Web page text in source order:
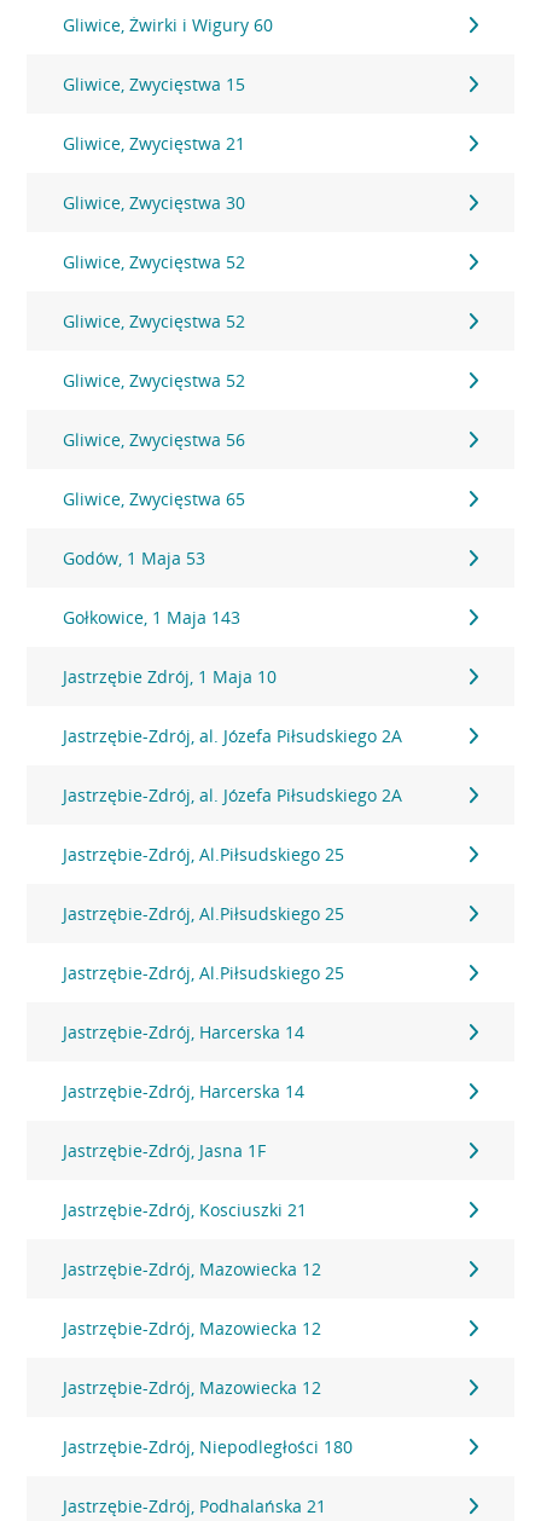
Gliwice, Żwirki i Wigury 60
Gliwice, Zwycięstwa 15
Gliwice, Zwycięstwa 21
Gliwice, Zwycięstwa 30
Gliwice, Zwycięstwa 52
Gliwice, Zwycięstwa 52
Gliwice, Zwycięstwa 52
Gliwice, Zwycięstwa 56
Gliwice, Zwycięstwa 65
Godów, 1 Maja 53
Gołkowice, 1 Maja 143
Jastrzębie Zdrój, 1 Maja 10
Jastrzębie-Zdrój, al. Józefa Piłsudskiego 2A
Jastrzębie-Zdrój, al. Józefa Piłsudskiego 2A
Jastrzębie-Zdrój, Al.Piłsudskiego 25
Jastrzębie-Zdrój, Al.Piłsudskiego 25
Jastrzębie-Zdrój, Al.Piłsudskiego 25
Jastrzębie-Zdrój, Harcerska 14
Jastrzębie-Zdrój, Harcerska 14
Jastrzębie-Zdrój, Jasna 1F
Jastrzębie-Zdrój, Kosciuszki 21
Jastrzębie-Zdrój, Mazowiecka 12
Jastrzębie-Zdrój, Mazowiecka 12
Jastrzębie-Zdrój, Mazowiecka 12
Jastrzębie-Zdrój, Niepodległości 180
Jastrzębie-Zdrój, Podhalańska 21